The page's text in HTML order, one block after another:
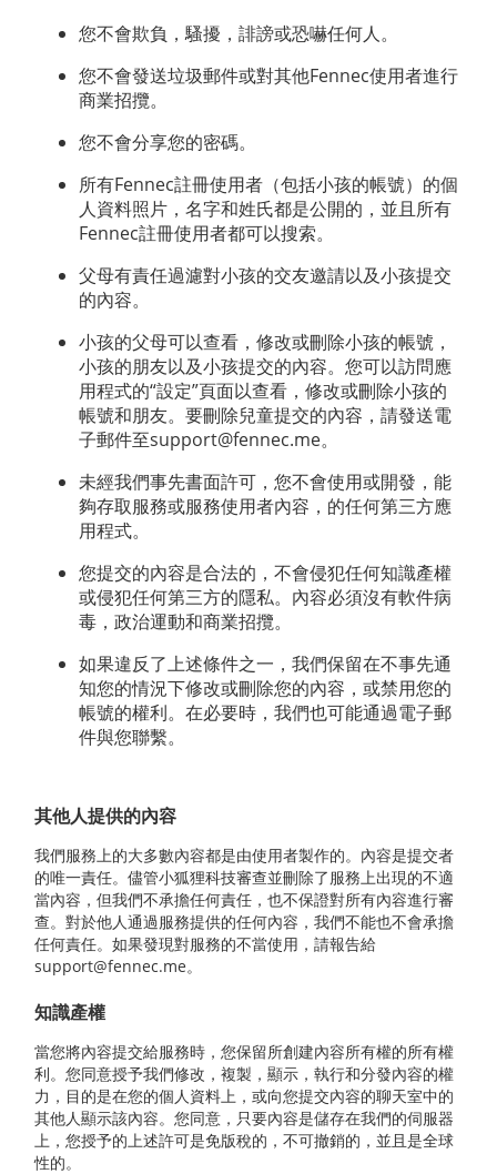
您不會欺負，騷擾，誹謗或恐嚇任何人。
您不會發送垃圾郵件或對其他Fennec使用者進行
商業招攬。
您不會分享您的密碼。
所有Fennec註冊使用者（包括小孩的帳號）的個
人資料照片，名字和姓氏都是公開的，並且所有
Fennec註冊使用者都可以搜索。
父母有責任過濾對小孩的交友邀請以及小孩提交
的內容。
小孩的父母可以查看，修改或刪除小孩的帳號，
小孩的朋友以及小孩提交的內容。您可以訪問應
用程式的“設定”頁面以查看，修改或刪除小孩的
帳號和朋友。要刪除兒童提交的內容，請發送電
子郵件至support@fennec.me。
未經我們事先書面許可，您不會使用或開發，能
夠存取服務或服務使用者內容，的任何第三方應
用程式。
您提交的內容是合法的，不會侵犯任何知識產權
或侵犯任何第三方的隱私。內容必須沒有軟件病
毒，政治運動和商業招攬。
如果違反了上述條件之一，我們保留在不事先通
知您的情況下修改或刪除您的內容，或禁用您的
帳號的權利。在必要時，我們也可能通過電子郵
件與您聯繫。
其他人提供的內容
我們服務上的大多數內容都是由使用者製作的。內容是提交者
的唯一責任。儘管小狐狸科技審查並刪除了服務上出現的不適
當內容，但我們不承擔任何責任，也不保證對所有內容進行審
查。對於他人通過服務提供的任何內容，我們不能也不會承擔
任何責任。如果發現對服務的不當使用，請報告給
support@fennec.me。
知識產權
當您將內容提交給服務時，您保留所創建內容所有權的所有權
利。您同意授予我們修改，複製，顯示，執行和分發內容的權
力，目的是在您的個人資料上，或向您提交內容的聊天室中的
其他人顯示該內容。您同意，只要內容是儲存在我們的伺服器
上，您授予的上述許可是免版稅的，不可撤銷的，並且是全球
性的。